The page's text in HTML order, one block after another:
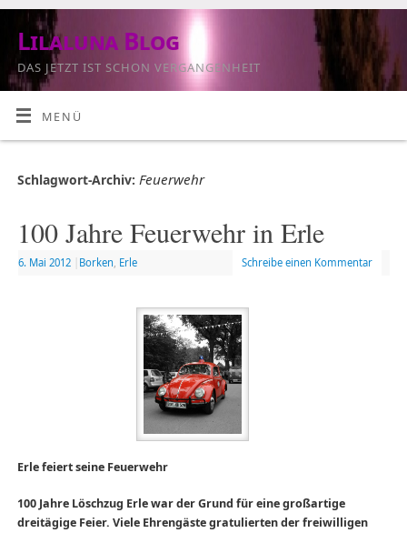
Lilaluna Blog
DAS JETZT IST SCHON VERGANGENHEIT
MENÜ
Schlagwort-Archiv: Feuerwehr
100 Jahre Feuerwehr in Erle
6. Mai 2012 Borken Erle Schreibe einen Kommentar
Erle feiert seine Feuerwehr
100 Jahre Löschzug Erle war der Grund für eine großartige
dreitägige Feier. Viele Ehrengäste gratulierten der freiwilligen